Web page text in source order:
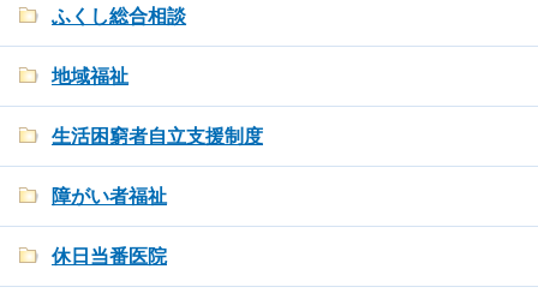
ふくし総合相談
地域福祉
生活困窮者自立支援制度
障がい者福祉
休日当番医院